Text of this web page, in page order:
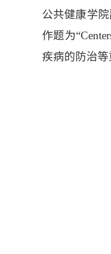
公共健康学院
作题为
疾病的防治等